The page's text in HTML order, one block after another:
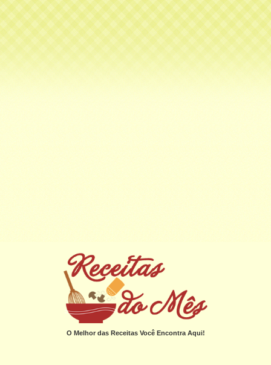
O Melhor das Receitas Você Encontra Aqui!